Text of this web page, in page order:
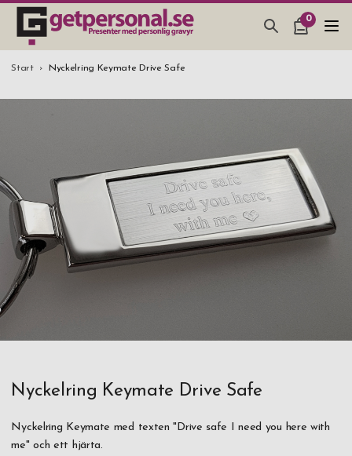
0
PRESENTER & PRYLAR
BAR, GLAS & KÖK
BRÖLLOPSPRESENT 2026
STUDENTPRESENT 2026
Start Nyckelring Keymate Drive Safe
Nyckelring Keymate Drive Safe
Nyckelring Keymate med texten "Drive safe I need you here with
me" och ett hjärta.